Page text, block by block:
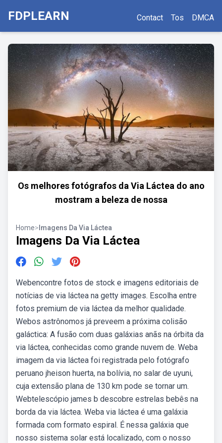
FDPLEARN Contact Tos DMCA
Os melhores fotógrafos da Via Láctea do ano
mostram a beleza de nossa
Home> Imagens Da Via Láctea
Imagens Da Via Láctea
Webencontre fotos de stock e imagens editoriais de
notícias de via láctea na getty images. Escolha entre
fotos premium de via láctea da melhor qualidade.
Webos astrônomos já preveem a próxima colisão
galáctica: A fusão com duas galáxias anãs na órbita da
via láctea, conhecidas como grande nuvem de. Weba
imagem da via láctea foi registrada pelo fotógrafo
peruano jheison huerta, na bolívia, no salar de uyuni,
cuja extensão plana de 130 km pode se tornar um.
Webtelescópio james b descobre estrelas bebês na
borda da via láctea. Weba via láctea é uma galáxia
formada com formato espiral. É nessa galáxia que
nosso sistema solar está localizado, com o nosso